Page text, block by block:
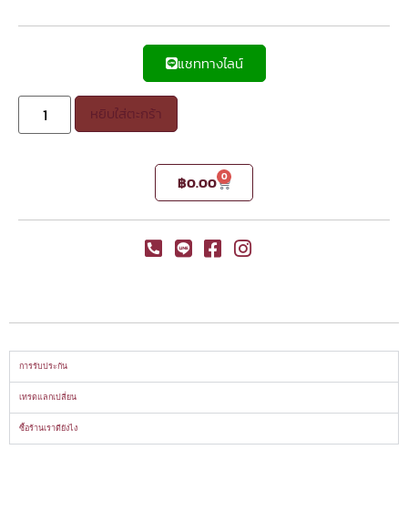
แชททางไลน์
หยิบใส่ตะกร้า
฿0.00 0
การรับประกัน
เทรดแลกเปลี่ยน
ซื้อร้านเราดียังไง